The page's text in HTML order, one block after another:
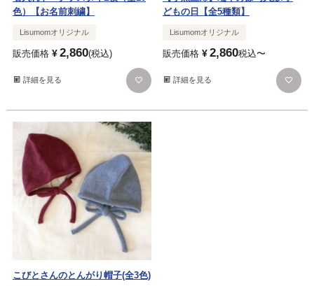
色）【お名前刺繍】
Lisumomオリジナル
販売価格 ¥2,860 税込
詳細を見る
どもの日【全5種類】
Lisumomオリジナル
販売価格 ¥2,860税込〜
詳細を見る
こびとさんのとんがり帽子(全3色)